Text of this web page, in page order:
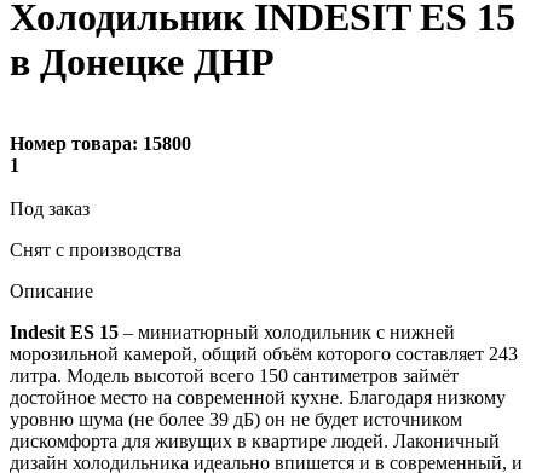
Холодильник INDESIT ES 15
в Донецке ДНР
Номер товара: 15800
1
Под заказ
Снят с производства
Описание
Indesit ES 15 – миниатюрный холодильник с нижней
морозильной камерой, общий объём которого составляет 243
литра. Модель высотой всего 150 сантиметров займёт
достойное место на современной кухне. Благодаря низкому
уровню шума (не более 39 дБ) он не будет источником
дискомфорта для живущих в квартире людей. Лаконичный
дизайн холодильника идеально впишется и в современный, и